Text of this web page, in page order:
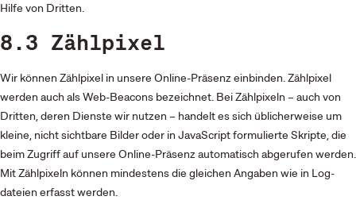
Hilfe von Dritten.
8.3 Zählpixel
Wir können Zählpixel in unsere Online-Präsenz einbinden. Zählpixel
werden auch als Web-Beacons bezeichnet. Bei Zählpixeln – auch von
Dritten, deren Dienste wir nutzen – handelt es sich üblicherweise um
kleine, nicht sichtbare Bilder oder in JavaScript formulierte Skripte, die
beim Zugriff auf unsere Online-Präsenz automatisch abgerufen werden.
Mit Zählpixeln können mindestens die gleichen Angaben wie in Log­
dateien erfasst werden.